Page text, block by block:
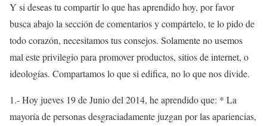
Y si deseas tu compartir lo que has aprendido hoy, por favor
busca abajo la sección de comentarios y compártelo, te lo pido de
todo corazón, necesitamos tus consejos. Solamente no usemos
mal este privilegio para promover productos, sitios de internet, o
ideologías. Compartamos lo que si edifica, no lo que nos divide.
1.- Hoy jueves 19 de Junio del 2014, he aprendido que: * La
mayoría de personas desgraciadamente juzgan por las apariencias,